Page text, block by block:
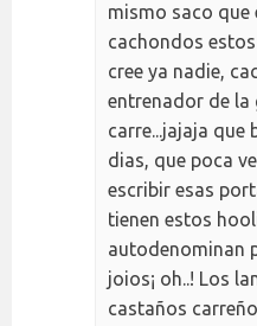
mismo saco que
cachondos
cree ya nadie,
entrenador de
carre...jajaja que
dias, que poca
escribir esas
tienen estos
autodenominan
joios¡ oh..! Los
castaños